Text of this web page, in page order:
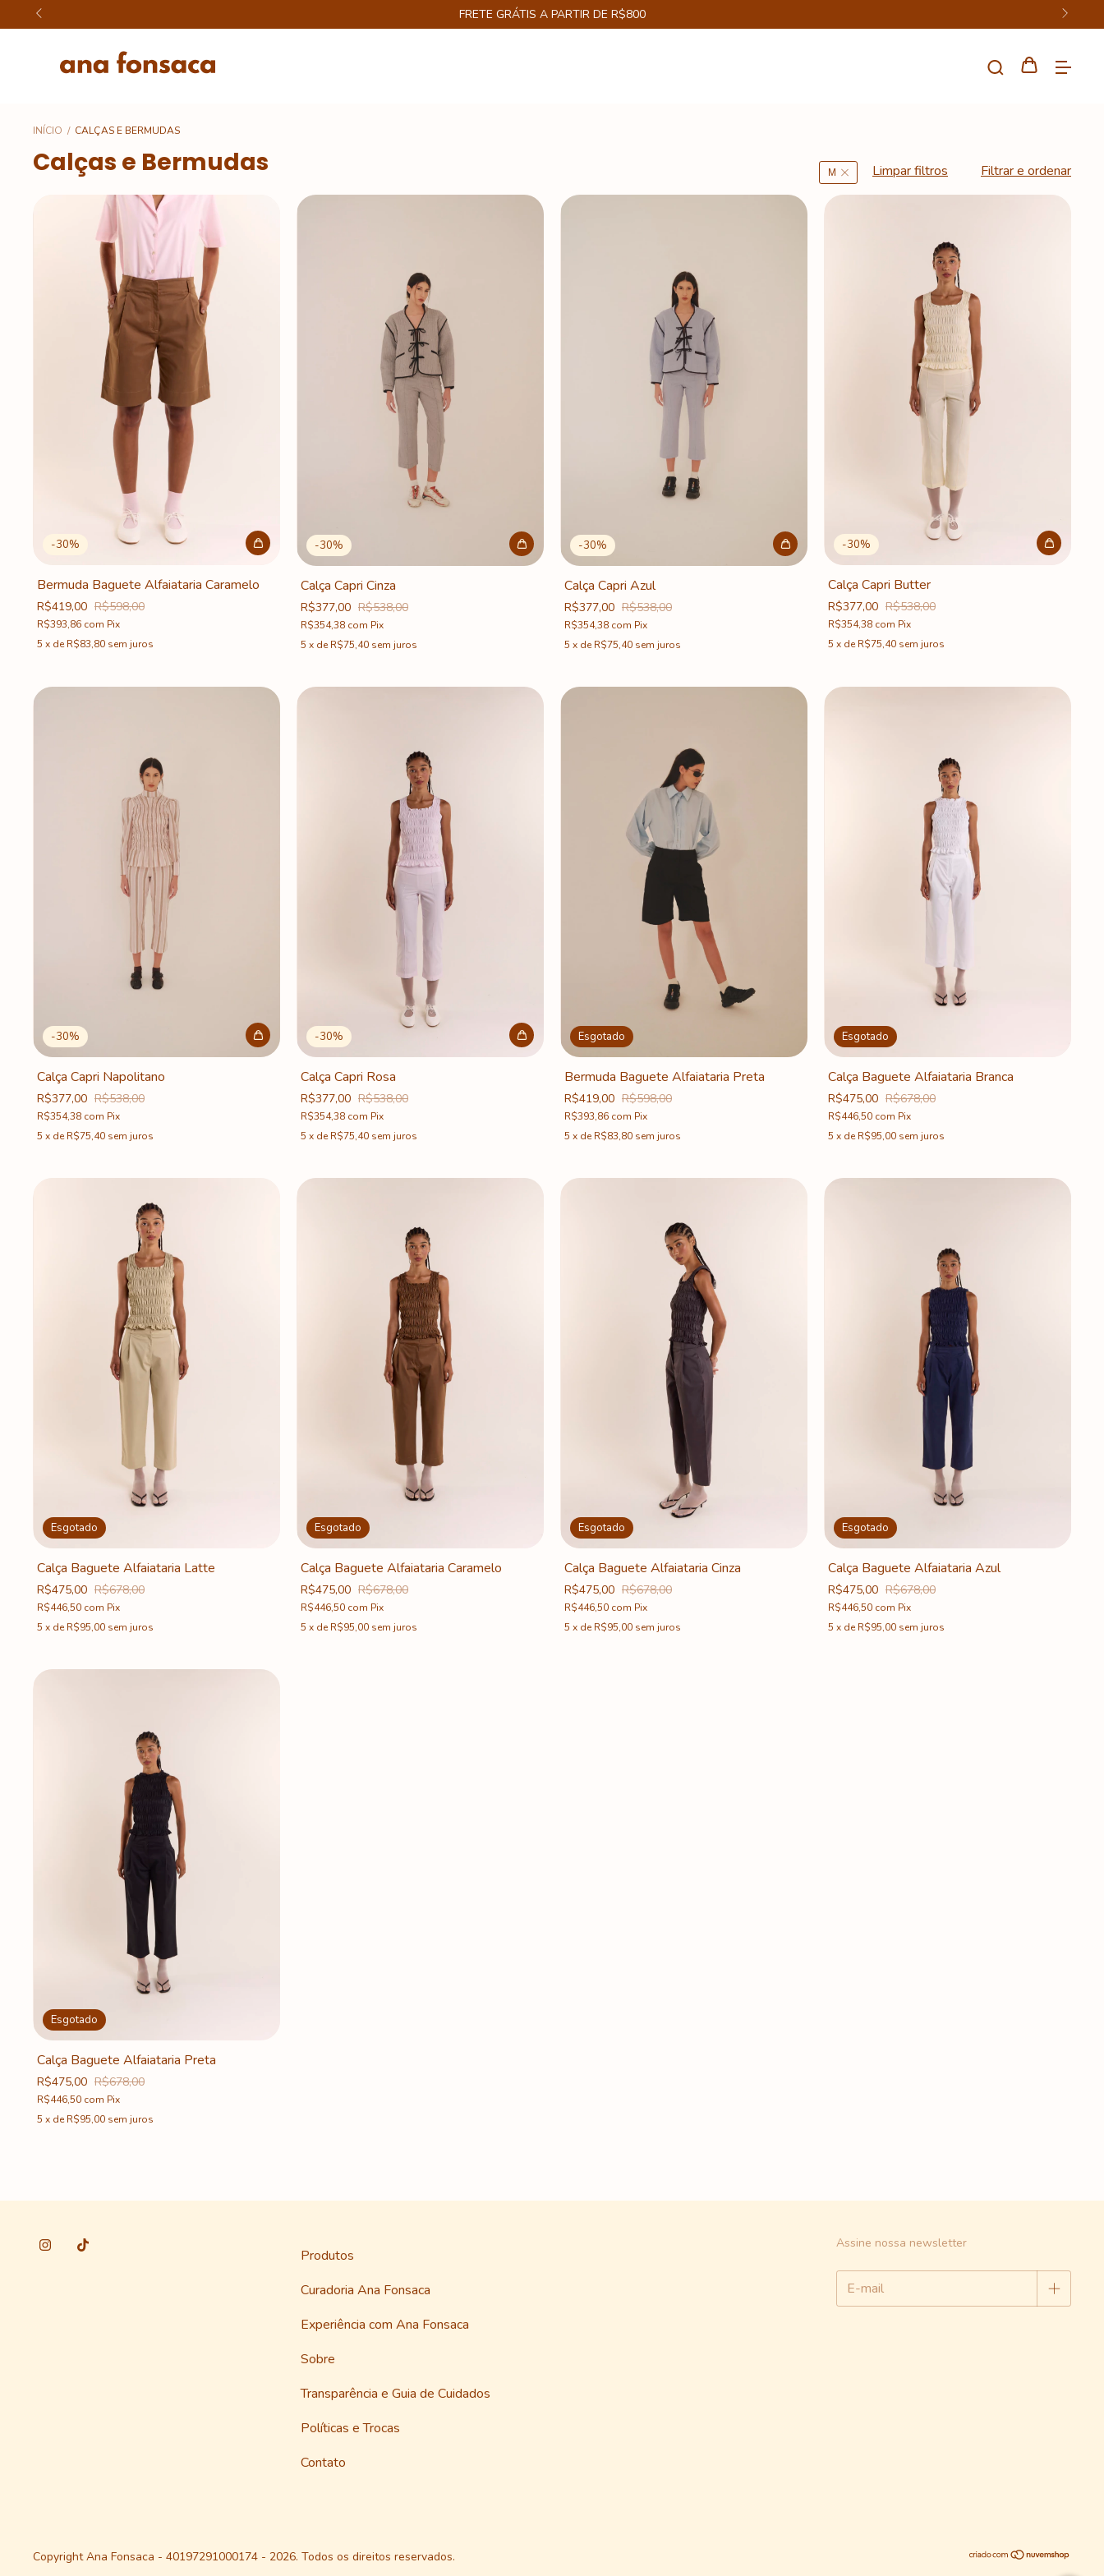
CUPOM ENJOY12% NA PRIMEIRA COMPRA
INÍCIO / CALÇAS E BERMUDAS
Calças e Bermudas M Limpar filtros Filtrar e ordenar
-30%
Bermuda Baguete Alfaiataria Caramelo
R$419,00 R$598,00
R$393,86 com Pix
5 x deR$83,80 sem juros
-30%
Calça Capri Cinza
R$377,00 R$538,00
R$354,38 com Pix
5 x deR$75,40 sem juros
-30%
Calça Capri Azul
R$377,00 R$538,00
R$354,38 com Pix
5 x deR$75,40 sem juros
-30%
Calça Capri Butter
R$377,00 R$538,00
R$354,38 com Pix
5 x deR$75,40 sem juros
-30%
Calça Capri Napolitano
R$377,00 R$538,00
R$354,38 com Pix
5 x deR$75,40 sem juros
-30%
Calça Capri Rosa
R$377,00 R$538,00
R$354,38 com Pix
5 x deR$75,40 sem juros
Esgotado
Bermuda Baguete Alfaiataria Preta
R$419,00 R$598,00
R$393,86 com Pix
5 x deR$83,80 sem juros
Esgotado
Calça Baguete Alfaiataria Branca
R$475,00 R$678,00
R$446,50 com Pix
5 x deR$95,00 sem juros
Esgotado
Calça Baguete Alfaiataria Latte
R$475,00 R$678,00
R$446,50 com Pix
5 x deR$95,00 sem juros
Esgotado
Calça Baguete Alfaiataria Caramelo
R$475,00 R$678,00
R$446,50 com Pix
5 x deR$95,00 sem juros
Esgotado
Calça Baguete Alfaiataria Cinza
R$475,00 R$678,00
R$446,50 com Pix
5 x deR$95,00 sem juros
Esgotado
Calça Baguete Alfaiataria Azul
R$475,00 R$678,00
R$446,50 com Pix
5 x deR$95,00 sem juros
Esgotado
Calça Baguete Alfaiataria Preta
R$475,00 R$678,00
R$446,50 com Pix
5 x deR$95,00 sem juros
Produtos
Curadoria Ana Fonsaca
Experiência com Ana Fonsaca
Sobre
Transparência e Guia de Cuidados
Políticas e Trocas
Contato
Assine nossa newsletter
Copyright Ana Fonsaca - 40197291000174 - 2026. Todos os direitos reservados.